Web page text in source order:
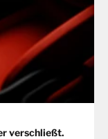
verschließt.